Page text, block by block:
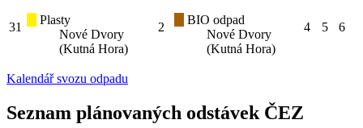
31
Plasty
Nové Dvory
(Kutná Hora)
2
BIO odpad
Nové Dvory
(Kutná Hora)
4 5 6
Kalendář svozu odpadu
Seznam plánovaných odstávek ČEZ